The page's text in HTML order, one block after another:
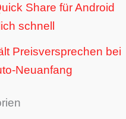
Share für Android
schnell
Preisversprechen bei
Neuanfang